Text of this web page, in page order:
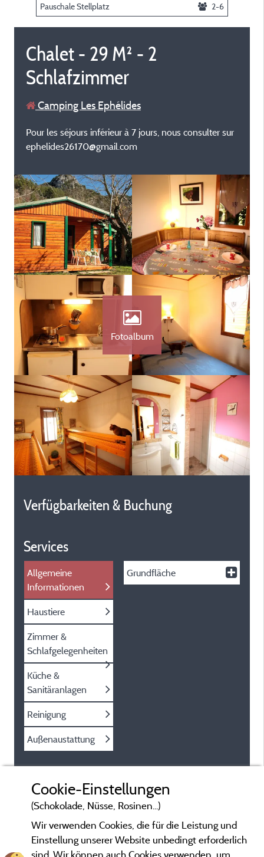
Pauschale Stellplatz 2-6
Chalet - 29 M² - 2
Schlafzimmer
Camping Les Ephélides
Pour les séjours inférieur à 7 jours, nous consulter sur
ephelides26170@gmail.com
Fotoalbum
Verfügbarkeiten & Buchung
Services
Allgemeine
Informationen
Haustiere
Zimmer &
Schlafgelegenheiten
Küche &
Sanitäranlagen
Reinigung
Außenaustattung
Grundfläche
Cookie-Einstellungen
(Schokolade, Nüsse, Rosinen...)
Wir verwenden Cookies, die für die Leistung und
Einstellung unserer Website unbedingt erforderlich
sind. Wir können auch Cookies verwenden, um